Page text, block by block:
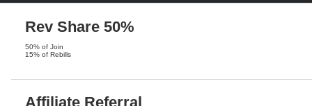
Rev Share 50%
50% of Join
15% of Rebills
Affiliate Referral